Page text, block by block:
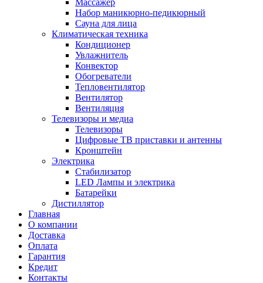
Массажёр
Набор маникюрно-педикюрный
Сауна для лица
Климатическая техника
Кондиционер
Увлажнитель
Конвектор
Обогреватели
Тепловентилятор
Вентилятор
Вентиляция
Телевизоры и медиа
Телевизоры
Цифровые ТВ приставки и антенны
Кронштейн
Электрика
Стабилизатор
LED Лампы и электрика
Батарейки
Дистиллятор
Главная
О компании
Доставка
Оплата
Гарантия
Кредит
Контакты